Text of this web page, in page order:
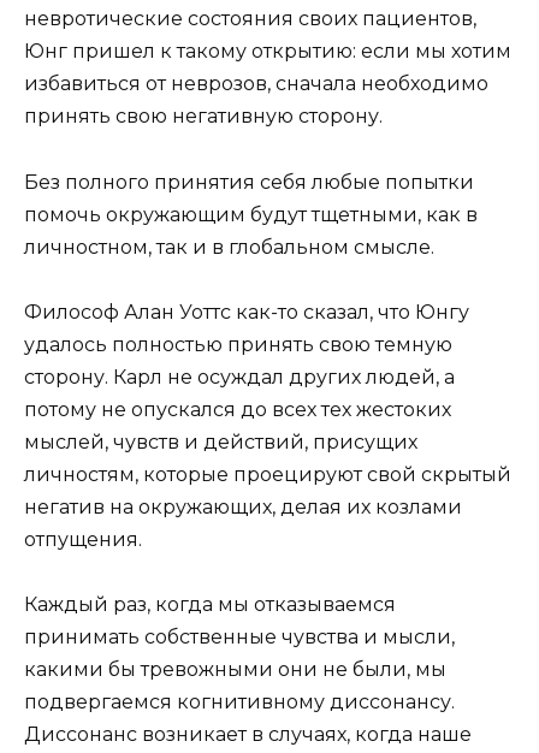
невротические состояния своих пациентов,
Юнг пришел к такому открытию: если мы хотим
избавиться от неврозов, сначала необходимо
принять свою негативную сторону.
Без полного принятия себя любые попытки
помочь окружающим будут тщетными, как в
личностном, так и в глобальном смысле.
Философ Алан Уоттс как-то сказал, что Юнгу
удалось полностью принять свою темную
сторону. Карл не осуждал других людей, а
потому не опускался до всех тех жестоких
мыслей, чувств и действий, присущих
личностям, которые проецируют свой скрытый
негатив на окружающих, делая их козлами
отпущения.
Каждый раз, когда мы отказываемся
принимать собственные чувства и мысли,
какими бы тревожными они не были, мы
подвергаемся когнитивному диссонансу.
Диссонанс возникает в случаях, когда наше